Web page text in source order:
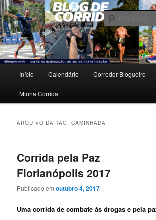
Pular
para
o
conteúdo
principal
Pular
para
o
conteúdo
secundárioBlog de Corrida
Um pé na inspiração, outro na transpiração.
principal
Início Calendário Corredor Blogueiro
Minha Corrida
ARQUIVO DA TAG:CAMINHADA
Corrida pela Paz
Florianópolis 2017
Publicado emoutubro 4, 2017
Uma corrida de combate às drogas e pela